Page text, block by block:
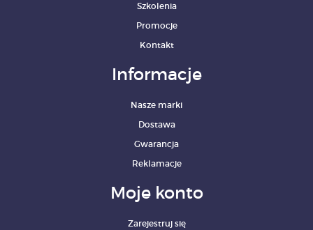
Szkolenia
Promocje
Kontakt
Informacje
Nasze marki
Dostawa
Gwarancja
Reklamacje
Moje konto
Zarejestruj się